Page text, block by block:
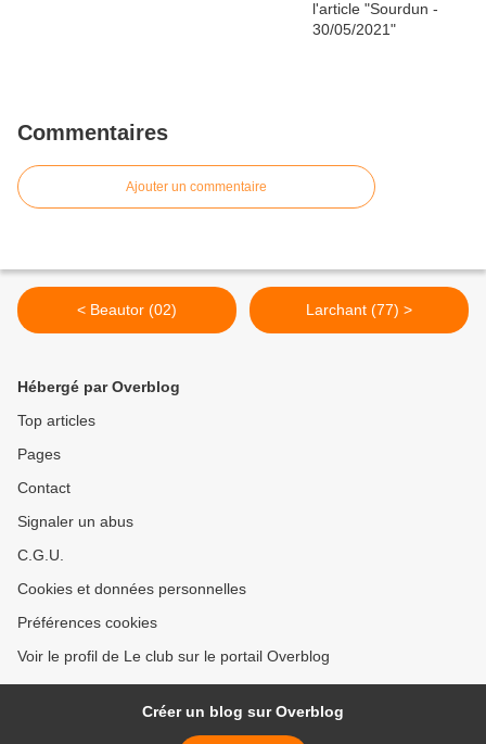
Commentaires
Ajouter un commentaire
< Beautor (02) Larchant (77) >
Hébergé par Overblog
Top articles
Pages
Contact
Signaler un abus
C.G.U.
Cookies et données personnelles
Préférences cookies
Voir le profil de Le club sur le portail Overblog
Créer un blog sur Overblog